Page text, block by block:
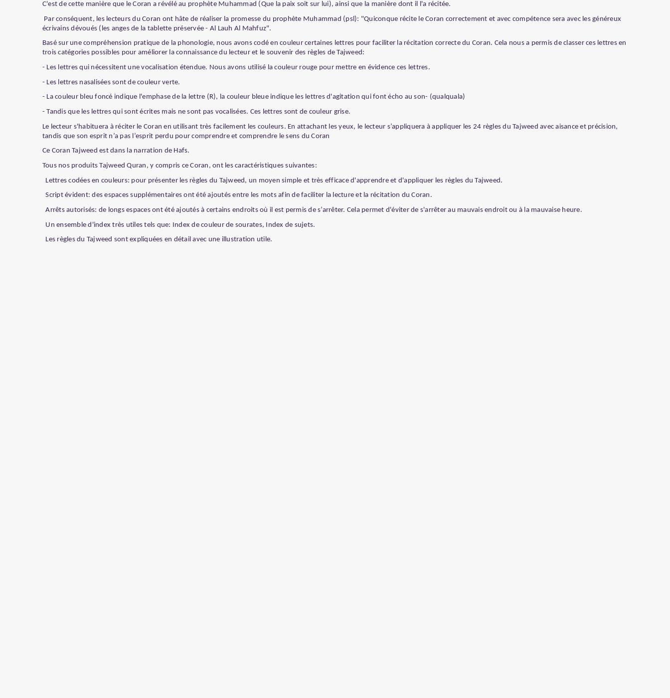
C'est de cette manière que le Coran a révélé au prophète Muhammad (Que la paix soit sur lui), ainsi que la manière dont il l'a récitée.
Par conséquent, les lecteurs du Coran ont hâte de réaliser la promesse du prophète Muhammad (psl): "Quiconque récite le Coran correctement et avec compétence sera avec les généreux
écrivains dévoués (les anges de la tablette préservée - Al Lauh Al Mahfuz".
Basé sur une compréhension pratique de la phonologie, nous avons codé en couleur certaines lettres pour faciliter la récitation correcte du Coran. Cela nous a permis de classer ces lettres en
trois catégories possibles pour améliorer la connaissance du lecteur et le souvenir des règles de Tajweed:
- Les lettres qui nécessitent une vocalisation étendue. Nous avons utilisé la couleur rouge pour mettre en évidence ces lettres.
- Les lettres nasalisées sont de couleur verte.
- La couleur bleu foncé indique l'emphase de la lettre (R), la couleur bleue indique les lettres d'agitation qui font écho au son- (qualquala)
- Tandis que les lettres qui sont écrites mais ne sont pas vocalisées. Ces lettres sont de couleur grise.
Le lecteur s'habituera à réciter le Coran en utilisant très facilement les couleurs. En attachant les yeux, le lecteur s’appliquera à appliquer les 24 règles du Tajweed avec aisance et précision,
tandis que son esprit n’a pas l’esprit perdu pour comprendre et comprendre le sens du Coran
Ce Coran Tajweed est dans la narration de Hafs.
Tous nos produits Tajweed Quran, y compris ce Coran, ont les caractéristiques suivantes:
Lettres codées en couleurs: pour présenter les règles du Tajweed, un moyen simple et très efficace d'apprendre et d'appliquer les règles du Tajweed.
Script évident: des espaces supplémentaires ont été ajoutés entre les mots afin de faciliter la lecture et la récitation du Coran.
Arrêts autorisés: de longs espaces ont été ajoutés à certains endroits où il est permis de s’arrêter. Cela permet d'éviter de s'arrêter au mauvais endroit ou à la mauvaise heure.
Un ensemble d'index très utiles tels que: Index de couleur de sourates, Index de sujets.
Les règles du Tajweed sont expliquées en détail avec une illustration utile.